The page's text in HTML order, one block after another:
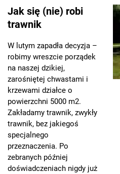
Jak się (nie) robi
trawnik
W lutym zapadła decyzja –
robimy wreszcie porządek
na naszej dzikiej,
zarośniętej chwastami i
krzewami działce o
powierzchni 5000 m2.
Zakładamy trawnik, zwykły
trawnik, bez jakiegoś
specjalnego
przeznaczenia. Po
zebranych później
doświadczeniach nigdy już